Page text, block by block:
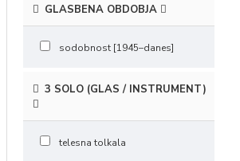
GLASBENA OBDOBJA
sodobnost [1945–danes]
3 SOLO (GLAS / INSTRUMENT)
telesna tolkala